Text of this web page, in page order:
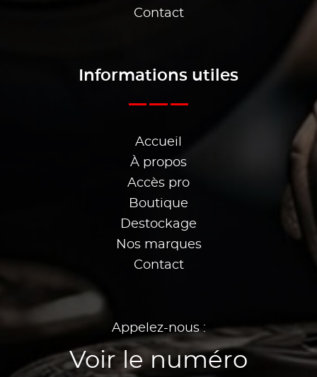
Contact
Informations utiles
Accueil
À propos
Accès pro
Boutique
Destockage
Nos marques
Contact
Appelez-nous :
Voir le numéro